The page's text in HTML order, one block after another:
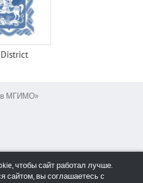
МГИМО»
чтобы сайт работал лучше.
сайтом, вы соглашаетесь с